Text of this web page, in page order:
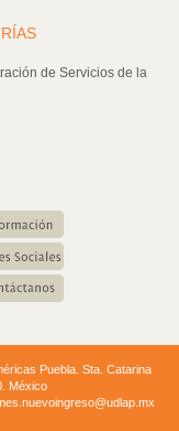
de Servicios de la
Puebla. Sta. Catarina
México